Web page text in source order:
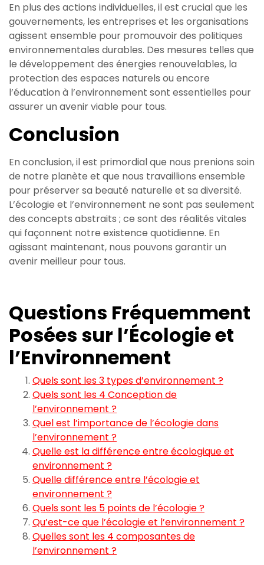
En plus des actions individuelles, il est crucial que les
gouvernements, les entreprises et les organisations
agissent ensemble pour promouvoir des politiques
environnementales durables. Des mesures telles que
le développement des énergies renouvelables, la
protection des espaces naturels ou encore
l’éducation à l’environnement sont essentielles pour
assurer un avenir viable pour tous.
Conclusion
En conclusion, il est primordial que nous prenions soin
de notre planète et que nous travaillions ensemble
pour préserver sa beauté naturelle et sa diversité.
L’écologie et l’environnement ne sont pas seulement
des concepts abstraits ; ce sont des réalités vitales
qui façonnent notre existence quotidienne. En
agissant maintenant, nous pouvons garantir un
avenir meilleur pour tous.
Questions Fréquemment
Posées sur l’Écologie et
l’Environnement
Quels sont les 3 types d’environnement ?
Quels sont les 4 Conception de
l’environnement ?
Quel est l’importance de l’écologie dans
l’environnement ?
Quelle est la différence entre écologique et
environnement ?
Quelle différence entre l’écologie et
environnement ?
Quels sont les 5 points de l’écologie ?
Qu’est-ce que l’écologie et l’environnement ?
Quelles sont les 4 composantes de
l’environnement ?